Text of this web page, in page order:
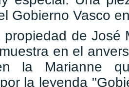
Gobierno Vasco
propiedad de José
en el
la Marianne
la leyenda